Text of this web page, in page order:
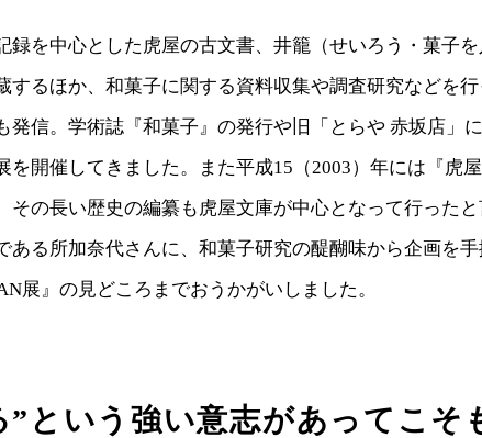
録を中心とした虎屋の古文書、井籠（せいろう・菓子
するほか、和菓子に関する資料収集や調査研究などを
発信。学術誌『和菓子』の発行や旧「とらや 赤坂店」
を開催してきました。また平成15（2003）年には『虎
その長い歴史の編纂も虎屋文庫が中心となって行った
ある所加奈代さんに、和菓子研究の醍醐味から企画を
展』の見どころまでおうかがいしました。
”という強い意志があってこそ